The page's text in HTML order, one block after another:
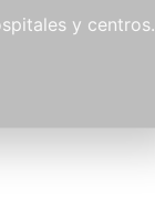
y centros.